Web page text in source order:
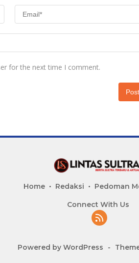
for the next time I comment.
Home Redaksi Pedoman
Connect With Us
Powered by WordPress -